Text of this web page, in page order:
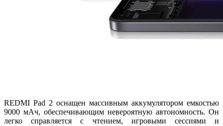
REDMI Pad 2 оснащен массивным аккумулятором емкостью
9000 мАч, обеспечивающим невероятную автономность. Он
легко справляется с чтением, игровыми сессиями и